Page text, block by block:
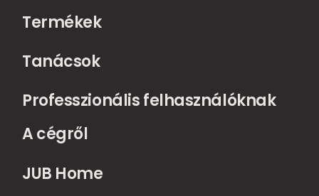
Termékek
Tanácsok
Professzionális felhasználóknak
A cégről
JUB Home